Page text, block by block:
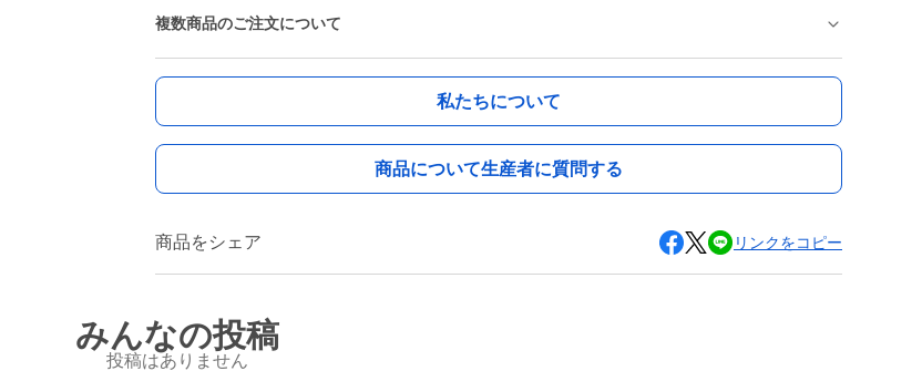
複数商品のご注文について
私たちについて
商品について生産者に質問する
商品をシェア リンクをコピー
みんなの投稿
投稿はありません